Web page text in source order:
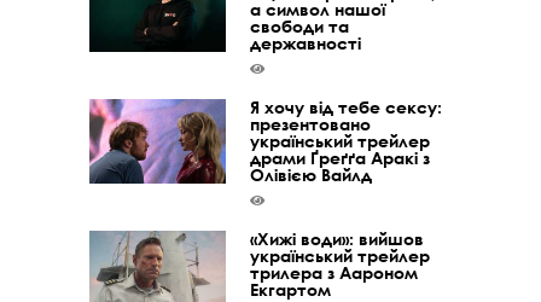
а символ нашої
свободи та
державності
Я хочу від тебе сексу:
презентовано
український трейлер
драми Ґреґґа Аракі з
Олівією Вайлд
«Хижі води»: вийшов
український трейлер
трилера з Аароном
Екгартом